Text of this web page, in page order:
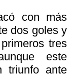
con más
dos goles y
tres
este
triunfo ante